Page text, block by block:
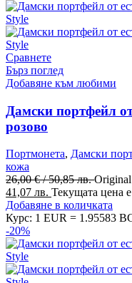
Сравнете
Бърз поглед
Добавяне към любими
Дамски портфейл
розово
Портмонета, Дамски
кожа
26,00€/ 50,85 лв.
41,07 лв. Текущата цена
Добавяне в количката
Курс: 1 EUR = 1.95583
-20%